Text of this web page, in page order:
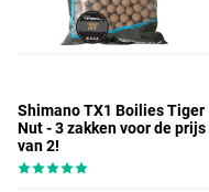
Shimano TX1 Boilies Tiger
Nut - 3 zakken voor de prijs
van 2!